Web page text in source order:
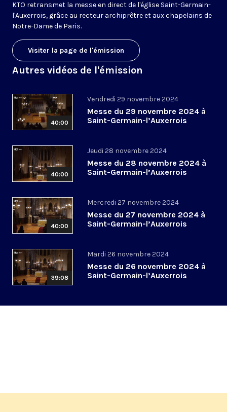
KTO retransmet la messe en direct de l'église Saint-Germain-
l'Auxerrois, grâce au recteur archiprêtre et aux chapelains de
Notre-Dame de Paris.
Visiter la page de l'émission
Autres vidéos de l'émission
40:00
Vendredi 29 novembre 2024
Messe du 29 novembre 2024 à
Saint-Germain-l’Auxerrois
40:00
Jeudi 28 novembre 2024
Messe du 28 novembre 2024 à
Saint-Germain-l’Auxerrois
40:00
Mercredi 27 novembre 2024
Messe du 27 novembre 2024 à
Saint-Germain-l’Auxerrois
39:08
Mardi 26 novembre 2024
Messe du 26 novembre 2024 à
Saint-Germain-l’Auxerrois